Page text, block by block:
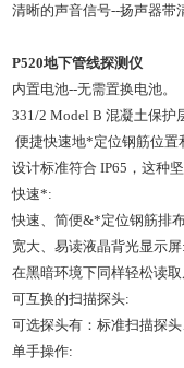
清晰的声音信号--扬声器
P520地下管线探测仪
内置电池--无需置换电池。
331/2 Model B 混凝土保护
便捷快速地*定位钢筋位置
设计标准符合 IP65，这种
快速*:
快速、简便&*定位钢筋排
宽大、易读液晶背光显示
在黑暗环境下同样轻松读
可互换的扫描探头:
可选探头有：标准扫描探
单手操作: